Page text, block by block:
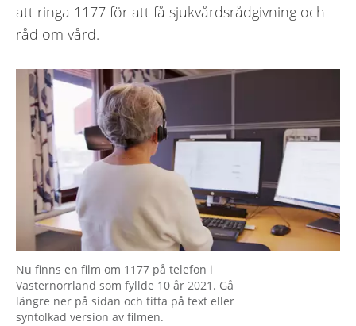
att ringa 1177 för att få sjukvårdsrådgivning och
råd om vård.
Nu finns en film om 1177 på telefon i
Västernorrland som fyllde 10 år 2021. Gå
längre ner på sidan och titta på text eller
syntolkad version av filmen.